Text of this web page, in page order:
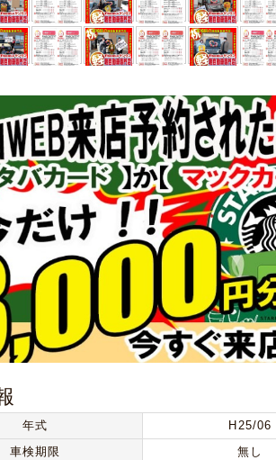
年式 H25/06
車検期限
無し